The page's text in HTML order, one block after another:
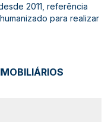
2011, referência
para realizar